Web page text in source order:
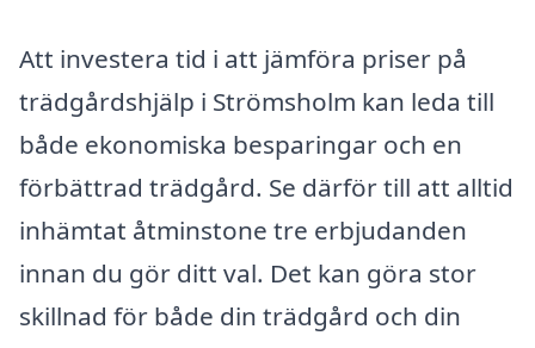
Att investera tid i att jämföra priser på
trädgårdshjälp i Strömsholm kan leda till
både ekonomiska besparingar och en
förbättrad trädgård. Se därför till att alltid
inhämtat åtminstone tre erbjudanden
innan du gör ditt val. Det kan göra stor
skillnad för både din trädgård och din